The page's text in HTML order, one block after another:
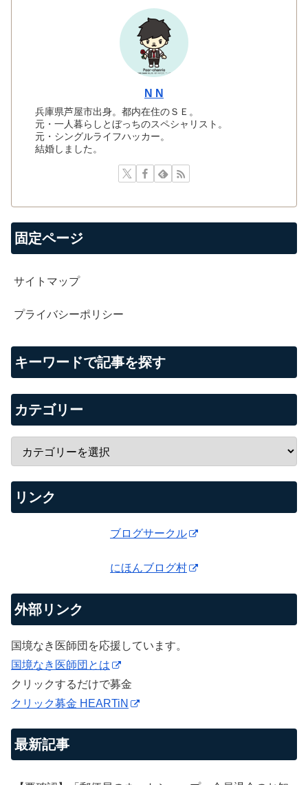
N N
兵庫県芦屋市出身。都内在住のＳＥ。
元・一人暮らしとぼっちのスペシャリスト。
元・シングルライフハッカー。
結婚しました。
固定ページ
サイトマップ
プライバシーポリシー
キーワードで記事を探す
カテゴリー
リンク
ブログサークル
にほんブログ村
外部リンク
国境なき医師団を応援しています。
国境なき医師団とは
クリックするだけで募金
クリック募金 HEARTiN
最新記事